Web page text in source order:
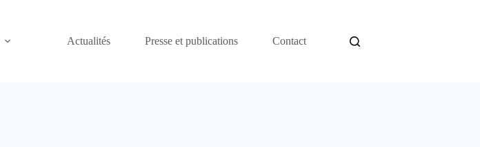
Actualités Presse et publications Contact